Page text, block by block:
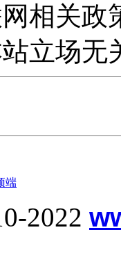
相关政
立场无
端
2022